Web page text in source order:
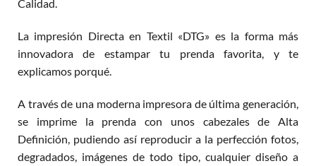
Calidad.
La impresión Directa en Textil «DTG» es la forma más
innovadora de estampar tu prenda favorita, y te
explicamos porqué.
A través de una moderna impresora de última generación,
se imprime la prenda con unos cabezales de Alta
Definición, pudiendo así reproducir a la perfección fotos,
degradados, imágenes de todo tipo, cualquier diseño a